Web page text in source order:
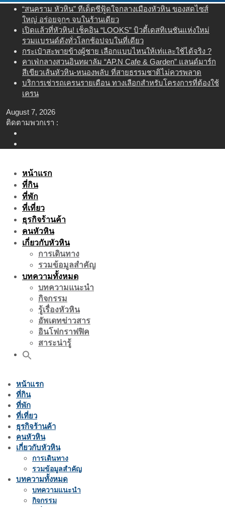
content
“สนคราม หัวหิน” ทีเด็ดซีฟู้ดใจกลางเมืองหัวหิน ของสดไซส์
ใหญ่ อร่อยจุกๆ จบในร้านเดียว
เปิดแล้วที่หัวหิน! เช็คอิน “LOOKS” บิวตี้เดสทิเนชันแห่งใหม่
รวมแบรนด์ดังทั่วโลกช้อปจบในที่เดียว
กระเป๋าสะพายข้างผู้ชาย เลือกแบบไหนให้เท่และใช้ได้จริง ?
คาเฟ่กลางสวนอินทผาลัม “AP.N Cafe & Garden” แลนด์มาร์ก
สีเขียวเส้นหัวหิน-หนองพลับ ที่สายธรรมชาติไม่ควรพลาด
บริการเช่ารถเครนรายเดือน ทางเลือกสำหรับโครงการที่ต้องใช้
เครน
August 7, 2026
ติดตามพวกเรา :
หน้าแรก
ที่กิน
ที่พัก
ที่เที่ยว
ธุรกิจร้านค้า
คนหัวหิน
เกี่ยวกับหัวหิน
การเดินทาง
รวมข้อมูลสำคัญ
บทความทั้งหมด
บทความแนะนำ
กิจกรรม
รู้เรื่องหัวหิน
อัพเดทข่าวสาร
อินโฟกราฟฟิค
สาระน่ารู้
หน้าแรก
ที่กิน
ที่พัก
ที่เที่ยว
ธุรกิจร้านค้า
คนหัวหิน
เกี่ยวกับหัวหิน
การเดินทาง
รวมข้อมูลสำคัญ
บทความทั้งหมด
บทความแนะนำ
กิจกรรม